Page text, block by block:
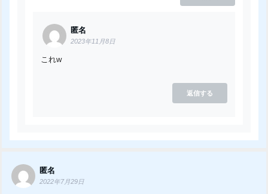
匿名
2023年11月8日
これw
返信する
匿名
2022年7月29日